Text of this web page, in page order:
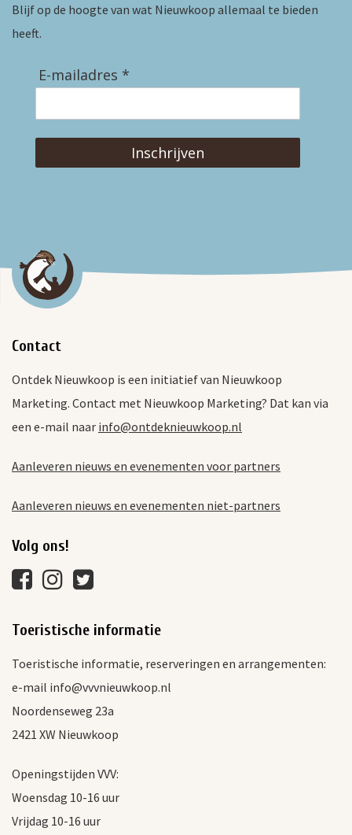
Blijf op de hoogte van wat Nieuwkoop allemaal te bieden
heeft.
E-mailadres *
Inschrijven
Contact
Ontdek Nieuwkoop is een initiatief van Nieuwkoop
Marketing. Contact met Nieuwkoop Marketing? Dat kan via
een e-mail naar info@ontdeknieuwkoop.nl
Aanleveren nieuws en evenementen voor partners
Aanleveren nieuws en evenementen niet-partners
Volg ons!
Toeristische informatie
Toeristische informatie, reserveringen en arrangementen:
e-mail info@vvvnieuwkoop.nl
Noordenseweg 23a
2421 XW Nieuwkoop
Openingstijden VVV:
Woensdag 10-16 uur
Vrijdag 10-16 uur